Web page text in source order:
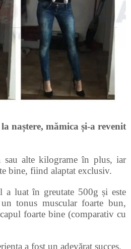
naștere, mămica și-a revenit
sau alte kilograme în plus, iar
bine, fiind alaptat exclusiv.
a luat în greutate 500g și este
tonus muscular foarte bun,
foarte bine (comparativ cu
a fost un adevărat succes.